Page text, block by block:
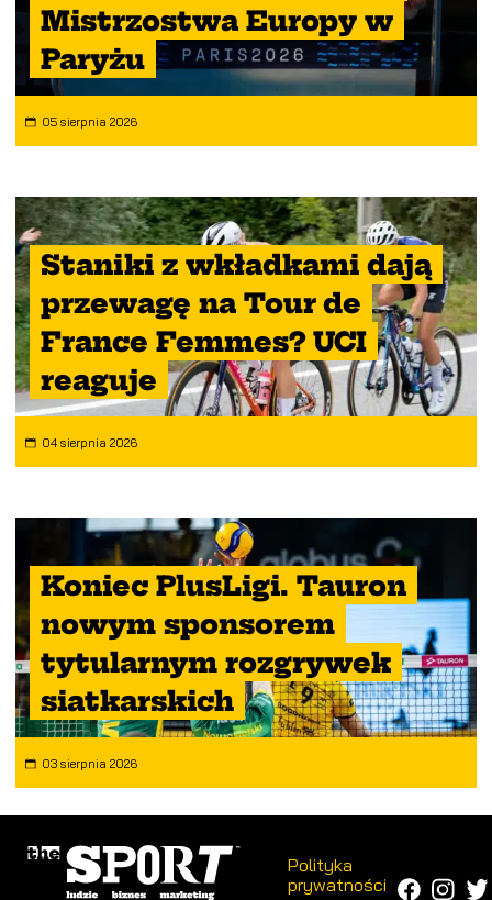
Mistrzostwa Europy w
Paryżu
05 sierpnia 2026
Staniki z wkładkami dają
przewagę na Tour de
France Femmes? UCI
reaguje
04 sierpnia 2026
Koniec PlusLigi. Tauron
nowym sponsorem
tytularnym rozgrywek
siatkarskich
03 sierpnia 2026
Polityka
prywatności